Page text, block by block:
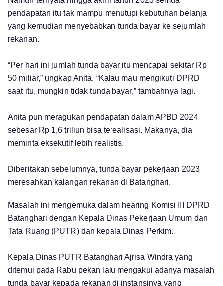
pendapatan itu tak mampu menutupi kebutuhan belanja
yang kemudian menyebabkan tunda bayar ke sejumlah
rekanan.
“Per hari ini jumlah tunda bayar itu mencapai sekitar Rp
50 miliar,” ungkap Anita. “Kalau mau mengikuti DPRD
saat itu, mungkin tidak tunda bayar,” tambahnya lagi.
Anita pun meragukan pendapatan dalam APBD 2024
sebesar Rp 1,6 triliun bisa terealisasi. Makanya, dia
meminta eksekutif lebih realistis.
Diberitakan sebelumnya, tunda bayar pekerjaan 2023
meresahkan kalangan rekanan di Batanghari.
Masalah ini mengemuka dalam hearing Komisi III DPRD
Batanghari dengan Kepala Dinas Pekerjaan Umum dan
Tata Ruang (PUTR) dan kepala Dinas Perkim.
Kepala Dinas PUTR Batanghari Ajrisa Windra yang
ditemui pada Rabu pekan lalu mengakui adanya masalah
tunda bayar kepada rekanan di instansinya yang